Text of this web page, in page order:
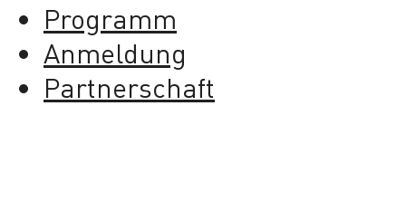
Programm
Anmeldung
Partnerschaft